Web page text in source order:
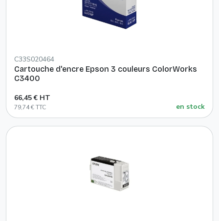
C33S020464
Cartouche d'encre Epson 3 couleurs ColorWorks
C3400
66,45 € HT
79,74 € TTC en stock